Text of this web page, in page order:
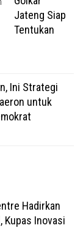
Jateng Siap
Tentukan
Ini Strategi
untuk
Hadirkan
Kupas Inovasi